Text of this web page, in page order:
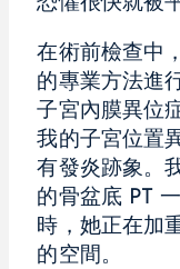
在術前檢查中
的專業方法進
子宮內膜異位
我的子宮位置
有發炎跡象。
的骨盆底 PT
時，她正在加
的空間。